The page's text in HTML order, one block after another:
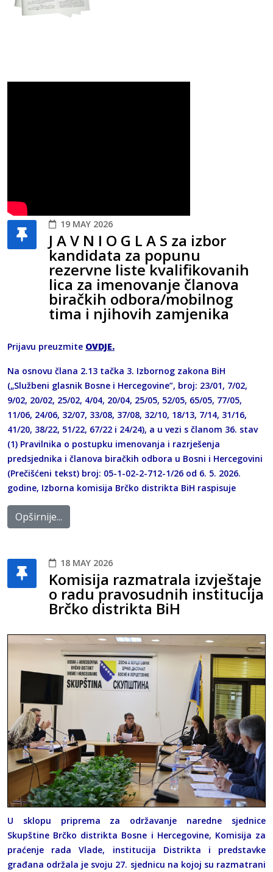
19 MAY 2026
J A V N I O G L A S za izbor
kandidata za popunu
rezervne liste kvalifikovanih
lica za imenovanje članova
biračkih odbora/mobilnog
tima i njihovih zamjenika
Prijavu preuzmite OVDJE.
Na osnovu člana 2.13 tačka 3. Izbornog zakona BiH
(„Službeni glasnik Bosne i Hercegovine”, broj: 23/01, 7/02,
9/02, 20/02, 25/02, 4/04, 20/04, 25/05, 52/05, 65/05, 77/05,
11/06, 24/06, 32/07, 33/08, 37/08, 32/10, 18/13, 7/14, 31/16,
41/20, 38/22, 51/22, 67/22 i 24/24), a u vezi s članom 36. stav
(1) Pravilnika o postupku imenovanja i razrješenja
predsjednika i članova biračkih odbora u Bosni i Hercegovini
(Prečišćeni tekst) broj: 05-1-02-2-712-1/26 od 6. 5. 2026.
godine, Izborna komisija Brčko distrikta BiH raspisuje
Opširnije...
18 MAY 2026
Komisija razmatrala izvještaje
o radu pravosudnih institucija
Brčko distrikta BiH
U sklopu priprema za održavanje naredne sjednice
Skupštine Brčko distrikta Bosne i Hercegovine, Komisija za
praćenje rada Vlade, institucija Distrikta i predstavke
građana održala je svoju 27. sjednicu na kojoj su razmatrani